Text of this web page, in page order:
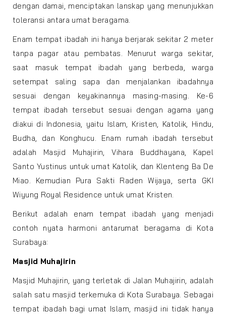
dengan damai, menciptakan lanskap yang menunjukkan
toleransi antara umat beragama.
Enam tempat ibadah ini hanya berjarak sekitar 2 meter
tanpa pagar atau pembatas. Menurut warga sekitar,
saat masuk tempat ibadah yang berbeda, warga
setempat saling sapa dan menjalankan ibadahnya
sesuai dengan keyakinannya masing-masing. Ke-6
tempat ibadah tersebut sesuai dengan agama yang
diakui di Indonesia, yaitu Islam, Kristen, Katolik, Hindu,
Budha, dan Konghucu. Enam rumah ibadah tersebut
adalah Masjid Muhajirin, Vihara Buddhayana, Kapel
Santo Yustinus untuk umat Katolik, dan Klenteng Ba De
Miao. Kemudian Pura Sakti Raden Wijaya, serta GKI
Wiyung Royal Residence untuk umat Kristen.
Berikut adalah enam tempat ibadah yang menjadi
contoh nyata harmoni antarumat beragama di Kota
Surabaya:
Masjid Muhajirin
Masjid Muhajirin, yang terletak di Jalan Muhajirin, adalah
salah satu masjid terkemuka di Kota Surabaya. Sebagai
tempat ibadah bagi umat Islam, masjid ini tidak hanya